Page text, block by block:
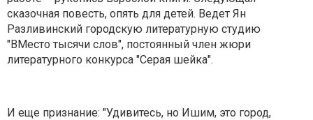
сказочная повесть, опять для детей. Ведет Ян
Разливинский городскую литературную студию
"ВМесто тысячи слов", постоянный член жюри
литературного конкурса "Серая шейка".
И еще признание: "Удивитесь, но Ишим, это город,